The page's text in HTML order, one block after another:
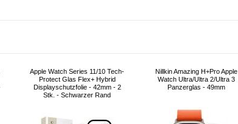
Apple Watch Series 11/10 Tech-
Protect Glas Flex+ Hybrid
Displayschutzfolie - 42mm - 2
Stk. - Schwarzer Rand
Nillkin Amazing H+Pro Apple
Watch Ultra/Ultra 2/Ultra 3
Panzerglas - 49mm